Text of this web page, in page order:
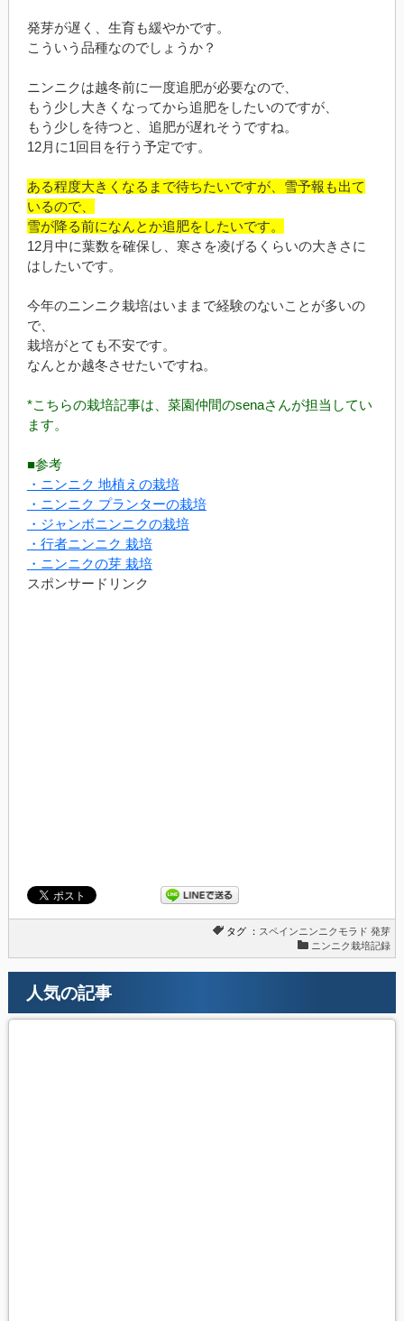
発芽が遅く、生育も緩やかです。
こういう品種なのでしょうか？
ニンニクは越冬前に一度追肥が必要なので、
もう少し大きくなってから追肥をしたいのですが、
もう少しを待つと、追肥が遅れそうですね。
12月に1回目を行う予定です。
ある程度大きくなるまで待ちたいですが、雪予報も出て
いるので、
雪が降る前になんとか追肥をしたいです。
12月中に葉数を確保し、寒さを凌げるくらいの大きさに
はしたいです。
今年のニンニク栽培はいままで経験のないことが多いの
で、
栽培がとても不安です。
なんとか越冬させたいですね。
*こちらの栽培記事は、菜園仲間のsenaさんが担当してい
ます。
■参考
・ニンニク 地植えの栽培
・ニンニク プランターの栽培
・ジャンボニンニクの栽培
・行者ニンニク 栽培
・ニンニクの芽 栽培
スポンサードリンク
タグ ： スペインニンニクモラド 発芽
ニンニク栽培記録
人気の記事